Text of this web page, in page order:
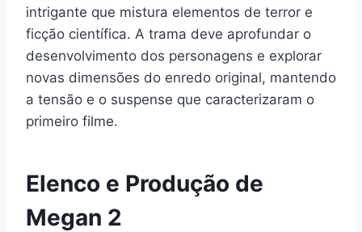
intrigante que mistura elementos de terror e
ficção científica. A trama deve aprofundar o
desenvolvimento dos personagens e explorar
novas dimensões do enredo original, mantendo
a tensão e o suspense que caracterizaram o
primeiro filme.
Elenco e Produção de
Megan 2